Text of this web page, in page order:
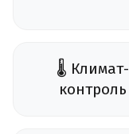
🌡️ Климат-
контроль